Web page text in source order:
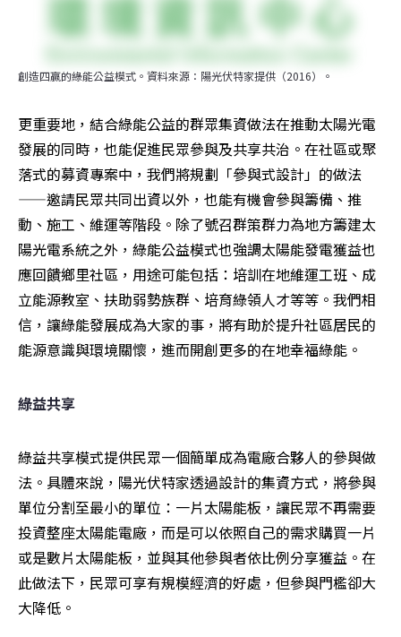
創造四贏的綠能公益模式。資料來源：陽光伏特家提供（2016）。
更重要地，結合綠能公益的群眾集資做法在推動太陽光電
發展的同時，也能促進民眾參與及共享共治。在社區或聚
落式的募資專案中，我們將規劃「參與式設計」的做法
——邀請民眾共同出資以外，也能有機會參與籌備、推
動、施工、維運等階段。除了號召群策群力為地方籌建太
陽光電系統之外，綠能公益模式也強調太陽能發電獲益也
應回饋鄉里社區，用途可能包括：培訓在地維運工班、成
立能源教室、扶助弱勢族群、培育綠領人才等等。我們相
信，讓綠能發展成為大家的事，將有助於提升社區居民的
能源意識與環境關懷，進而開創更多的在地幸福綠能。
綠益共享
綠益共享模式提供民眾一個簡單成為電廠合夥人的參與做
法。具體來說，陽光伏特家透過設計的集資方式，將參與
單位分割至最小的單位：一片太陽能板，讓民眾不再需要
投資整座太陽能電廠，而是可以依照自己的需求購買一片
或是數片太陽能板，並與其他參與者依比例分享獲益。在
此做法下，民眾可享有規模經濟的好處，但參與門檻卻大
大降低。